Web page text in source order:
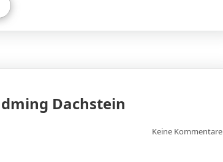
Dachstein
Keine Kommentare